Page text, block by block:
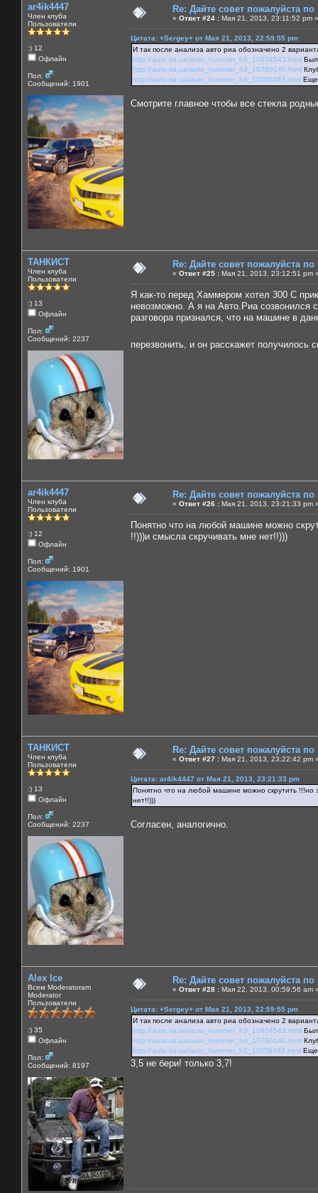
ar4ik4447
Член клуба
Пользователи
:) 12
Офлайн
Пол:
Сообщений: 1901
Re: Дайте совет пожалуйста
« Ответ #24 : Мая 21, 2013, 23:11:52 pm »
Цитата: +Sergey+ от Мая 21, 2013, 22:59:55 pm
И так после анализа авто риа обозначено 2
http://auto.ria.ua/auto_hummer_h3_10904543.html Был
http://auto.ria.ua/auto_hummer_h3_10780140.html
http://auto.ria.ua/auto_hummer_h3_11056463.html Еще
Смотрите главное чтобы все стекла
ТАНКИСТ
Член клуба
Пользователи
:) 13
Офлайн
Пол:
Сообщений: 2237
Re: Дайте совет пожалуйста
« Ответ #25 : Мая 21, 2013, 23:12:51 pm
Я как-то перед Хаммером хотел 300 С
невозможно. А я на Авто.Риа созвонился
разговора признался, что на машине в
перезвонить, и он расскажет
ar4ik4447
Член клуба
Пользователи
:) 12
Офлайн
Пол:
Сообщений: 1901
Re: Дайте совет пожалуйста
« Ответ #26 : Мая 21, 2013, 23:21:33 pm
Понятно что на любой машине можно
!!)))и смысла скручивать мне нет!!)))
ТАНКИСТ
Член клуба
Пользователи
:) 13
Офлайн
Пол:
Сообщений: 2237
Re: Дайте совет пожалуйста
« Ответ #27 : Мая 21, 2013, 23:22:42 pm
Цитата: ar4ik4447 от Мая 21, 2013, 23:21:33 pm
Понятно что на любой машине можно скрутить !!!но
нет!!)))
Согласен, аналогично.
Alex Ice
Всем Moderatoram
Moderator
Пользователи
:) 35
Офлайн
Пол:
Сообщений: 8197
Re: Дайте совет пожалуйста
« Ответ #28 : Мая 22, 2013, 00:59:56 am
Цитата: +Sergey+ от Мая 21, 2013, 22:59:55 pm
И так после анализа авто риа обозначено 2
http://auto.ria.ua/auto_hummer_h3_10904543.html Был
http://auto.ria.ua/auto_hummer_h3_10780140.html
http://auto.ria.ua/auto_hummer_h3_11056463.html Еще
3,5 не бери! только 3,7!